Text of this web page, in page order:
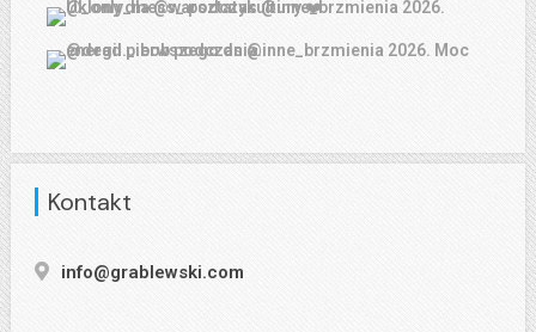
Kontakt
info@grablewski.com